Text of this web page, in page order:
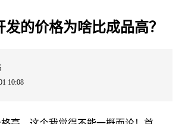
的价格为啥比成品高？
10:08